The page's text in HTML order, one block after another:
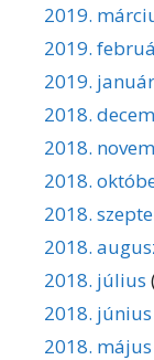
2019.
2019.
2019. január
2018.
2018.
2018.
2018.
2018.
2018. július
2018. június
2018. május